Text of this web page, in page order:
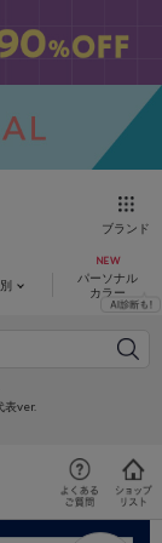
ブランド
パーソナル
カラー
表ver.